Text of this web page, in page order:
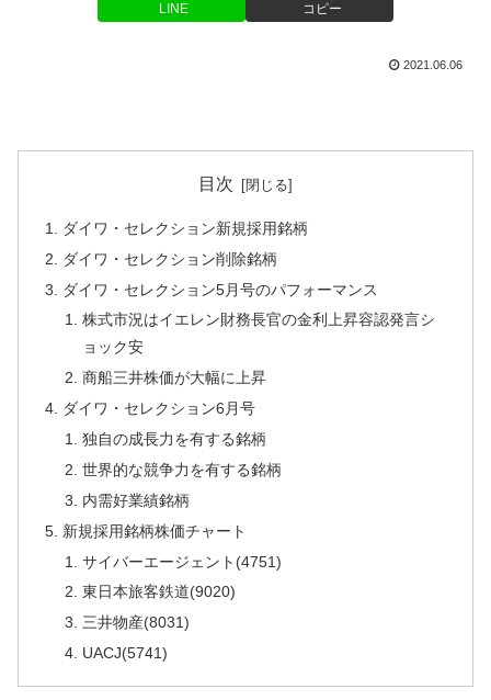
LINE コピー
2021.06.06
目次
ダイワ・セレクション新規採用銘柄
ダイワ・セレクション削除銘柄
ダイワ・セレクション5月号のパフォーマンス
株式市況はイエレン財務長官の金利上昇容認発言シ
ョック安
商船三井株価が大幅に上昇
ダイワ・セレクション6月号
独自の成長力を有する銘柄
世界的な競争力を有する銘柄
内需好業績銘柄
新規採用銘柄株価チャート
サイバーエージェント(4751)
東日本旅客鉄道(9020)
三井物産(8031)
UACJ(5741)